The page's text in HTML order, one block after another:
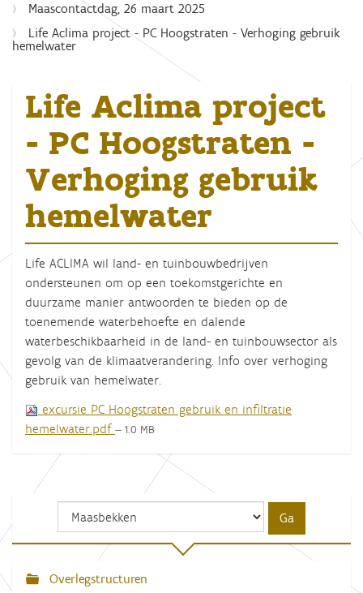
Maascontactdag, 26 maart 2025
Life Aclima project - PC Hoogstraten - Verhoging gebruik
hemelwater
Life Aclima project
- PC Hoogstraten -
Verhoging gebruik
hemelwater
Life ACLIMA wil land- en tuinbouwbedrijven
ondersteunen om op een toekomstgerichte en
duurzame manier antwoorden te bieden op de
toenemende waterbehoefte en dalende
waterbeschikbaarheid in de land- en tuinbouwsector als
gevolg van de klimaatverandering. Info over verhoging
gebruik van hemelwater.
excursie PC Hoogstraten gebruik en infiltratie
hemelwater.pdf — 1.0 MB
N
Overlegstructuren